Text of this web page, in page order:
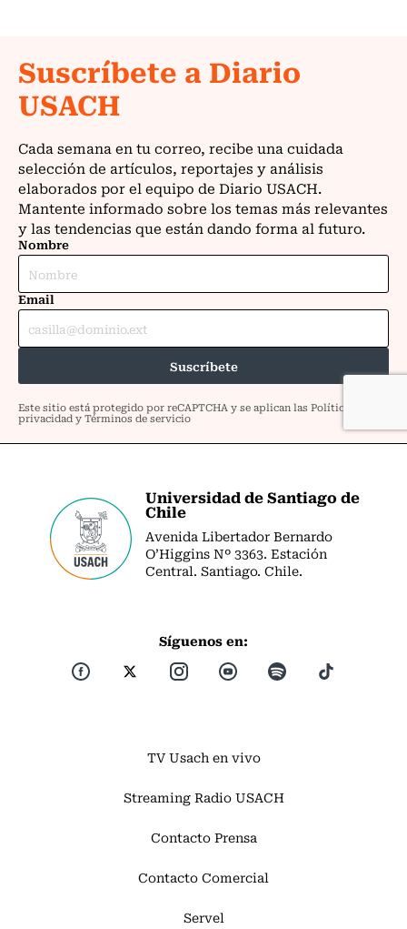
Universidad de Santiago de
Chile
Avenida Libertador Bernardo
O’Higgins Nº 3363. Estación
Central. Santiago. Chile.
Síguenos en:
TV Usach en vivo
Streaming Radio USACH
Contacto Prensa
Contacto Comercial
Servel